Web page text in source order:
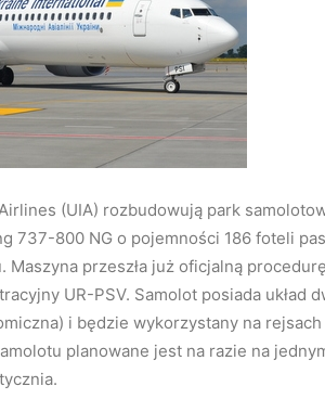
(UIA) rozbudowują park
737-800 NG o pojemności 186 foteli
Maszyna przeszła już oficjalną
UR-PSV. Samolot posiada układ
i będzie wykorzystany na
planowane jest na razie na